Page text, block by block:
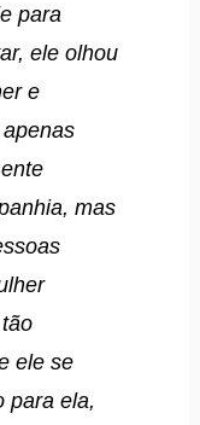
para
ele olhou
e
mas
ele se
para ela,